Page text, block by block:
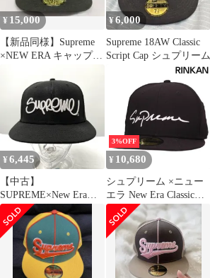
¥ 15,000
【新品同様】Supreme
×NEW ERA キャップ
¥6,000
Supreme 18AW Classic
Script Cap シュプリーム
¥ 6,445
【中古】
SUPREME×New Era
Handstyle New Era Cap
ブラック 糸ほつれ キャ
ップ シュプリーム×ニ
ューエラ[17]
3%OFF
¥ 10,680
シュプリーム ×ニュー
エラ New Era Classic
Script New Era ロゴ刺繍
帽子 メンズ 7.5